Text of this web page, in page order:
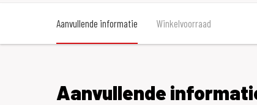
Aanvullende informatie Winkelvoorraad
Aanvullende